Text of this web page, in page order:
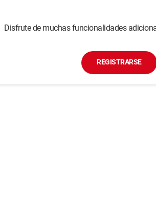
Disfrute de muchas funcionalidades
REGISTRARSE